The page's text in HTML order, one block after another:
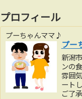
プロフィール
プーちゃんママ♪
プー
新潟
ンの
雰囲
ート
ご了